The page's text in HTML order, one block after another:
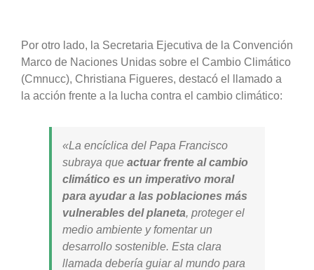
Por otro lado, la Secretaria Ejecutiva de la Convención
Marco de Naciones Unidas sobre el Cambio Climático
(Cmnucc), Christiana Figueres, destacó el llamado a
la acción frente a la lucha contra el cambio climático:
«La encíclica del Papa Francisco
subraya que actuar frente al cambio
climático es un imperativo moral
para ayudar a las poblaciones más
vulnerables del planeta, proteger el
medio ambiente y fomentar un
desarrollo sostenible. Esta clara
llamada debería guiar al mundo para